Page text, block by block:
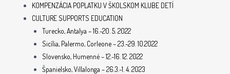
KOMPENZÁCIA POPLATKU V ŠKOLSKOM KLUBE DETÍ
CULTURE SUPPORTS EDUCATION
Turecko, Antalya – 16.-20. 5. 2022
Sicília, Palermo, Corleone – 23.-29. 10.2022
Slovensko, Humenné – 12.-16. 12. 2022
Španielsko, Villalonga – 26.3.-1. 4. 2023